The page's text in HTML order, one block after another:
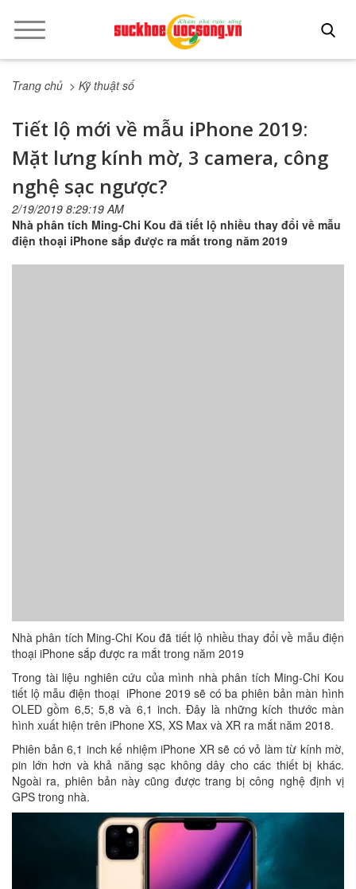
Trang chủ > Kỹ thuật số
Tiết lộ mới về mẫu iPhone 2019:
Mặt lưng kính mờ, 3 camera, công
nghệ sạc ngược?
2/19/2019 8:29:19 AM
Nhà phân tích Ming-Chi Kou đã tiết lộ nhiều thay đổi về mẫu
điện thoại iPhone sắp được ra mắt trong năm 2019
Nhà phân tích Ming-Chi Kou đã tiết lộ nhiều thay đổi về mẫu điện
thoại iPhone sắp được ra mắt trong năm 2019
Trong tài liệu nghiên cứu của mình nhà phân tích Ming-Chi Kou
tiết lộ mẫu điện thoại iPhone 2019 sẽ có ba phiên bản màn hình
OLED gồm 6,5; 5,8 và 6,1 inch. Đây là những kích thước màn
hình xuất hiện trên iPhone XS, XS Max và XR ra mắt năm 2018.
Phiên bản 6,1 inch kế nhiệm iPhone XR sẽ có vỏ làm từ kính mờ,
pin lớn hơn và khả năng sạc không dây cho các thiết bị khác.
Ngoài ra, phiên bản này cũng được trang bị công nghệ định vị
GPS trong nhà.